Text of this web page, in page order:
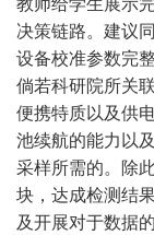
决策链路。建议
设备校准参数完整
倘若科研院所关
便携特质以及供
池续航的能力以
采样所需的。除
块，达成检测结
及开展对于数据的